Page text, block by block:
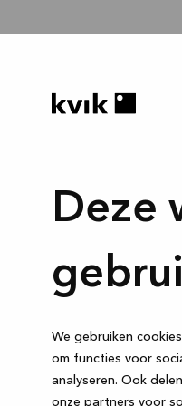
Deze
We gebruiken
om functies voor
analyseren. Ook
onze partners voor